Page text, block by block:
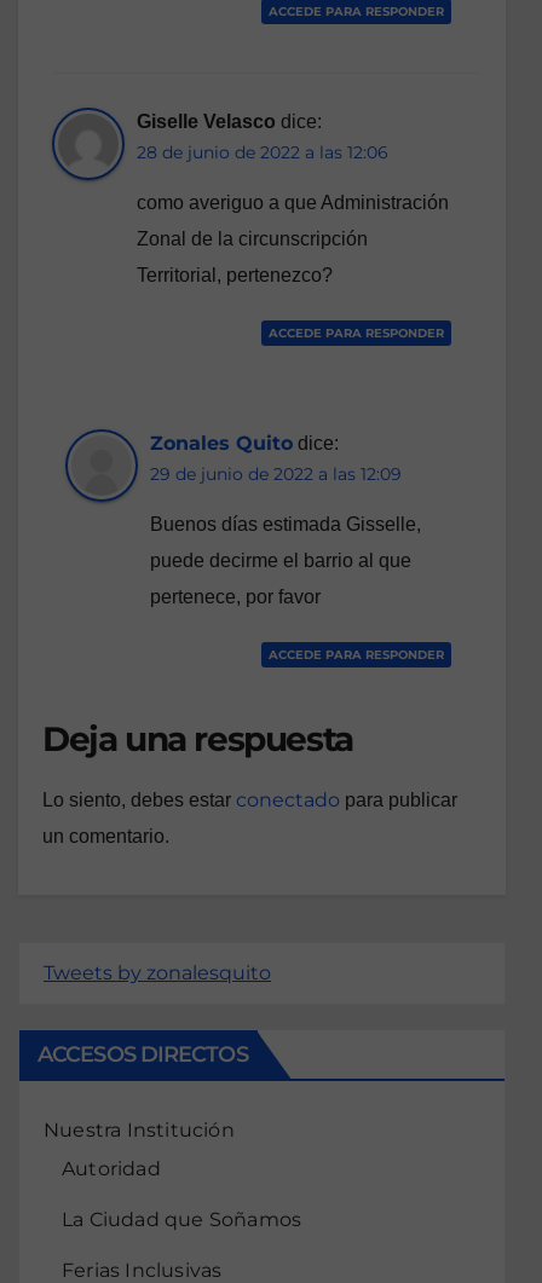
ACCEDE PARA RESPONDER
Giselle Velasco dice:
28 de junio de 2022 a las 12:06
como averiguo a que Administración
Zonal de la circunscripción
Territorial, pertenezco?
ACCEDE PARA RESPONDER
Zonales Quito dice:
29 de junio de 2022 a las 12:09
Buenos días estimada Gisselle,
puede decirme el barrio al que
pertenece, por favor
ACCEDE PARA RESPONDER
Deja una respuesta
Lo siento, debes estar conectado para publicar
un comentario.
Tweets by zonalesquito
ACCESOS DIRECTOS
Nuestra Institución
Autoridad
La Ciudad que Soñamos
Ferias Inclusivas